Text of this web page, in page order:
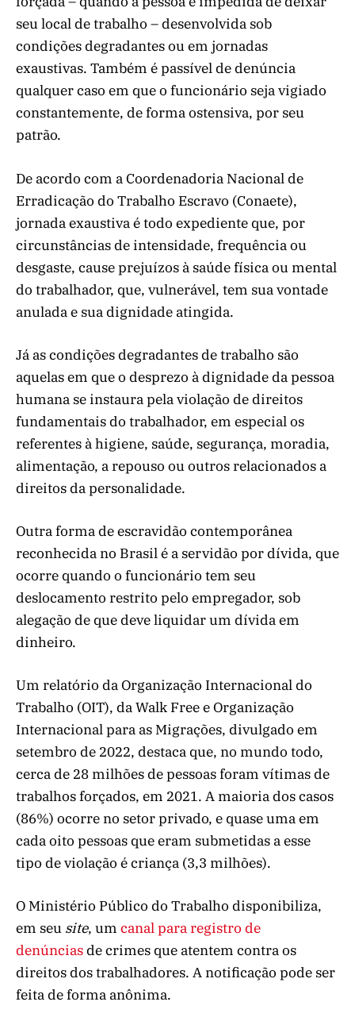
seu local de trabalho – desenvolvida sob
condições degradantes ou em jornadas
exaustivas. Também é passível de denúncia
qualquer caso em que o funcionário seja vigiado
constantemente, de forma ostensiva, por seu
patrão.
De acordo com a Coordenadoria Nacional de
Erradicação do Trabalho Escravo (Conaete),
jornada exaustiva é todo expediente que, por
circunstâncias de intensidade, frequência ou
desgaste, cause prejuízos à saúde física ou mental
do trabalhador, que, vulnerável, tem sua vontade
anulada e sua dignidade atingida.
Já as condições degradantes de trabalho são
aquelas em que o desprezo à dignidade da pessoa
humana se instaura pela violação de direitos
fundamentais do trabalhador, em especial os
referentes à higiene, saúde, segurança, moradia,
alimentação, a repouso ou outros relacionados a
direitos da personalidade.
Outra forma de escravidão contemporânea
reconhecida no Brasil é a servidão por dívida, que
ocorre quando o funcionário tem seu
deslocamento restrito pelo empregador, sob
alegação de que deve liquidar um dívida em
dinheiro.
Um relatório da Organização Internacional do
Trabalho (OIT), da Walk Free e Organização
Internacional para as Migrações, divulgado em
setembro de 2022, destaca que, no mundo todo,
cerca de 28 milhões de pessoas foram vítimas de
trabalhos forçados, em 2021. A maioria dos casos
(86%) ocorre no setor privado, e quase uma em
cada oito pessoas que eram submetidas a esse
tipo de violação é criança (3,3 milhões).
O Ministério Público do Trabalho disponibiliza,
em seu site, um canal para registro de
denúnciasde crimes que atentem contra os
direitos dos trabalhadores. A notificação pode ser
feita de forma anônima.